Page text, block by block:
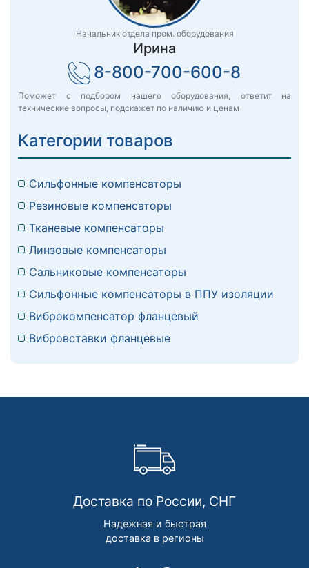
Начальник отдела пром. оборудования
Ирина
8-800-700-600-8
Поможет с подбором нашего оборудования, ответит на
технические вопросы, подскажет по наличию и ценам
Категории товаров
Сильфонные компенсаторы
Резиновые компенсаторы
Тканевые компенсаторы
Линзовые компенсаторы
Сальниковые компенсаторы
Сильфонные компенсаторы в ППУ изоляции
Виброкомпенсатор фланцевый
Вибровставки фланцевые
Доставка по России, СНГ
Надежная и быстрая
доставка в регионы